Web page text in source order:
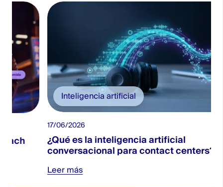
Inteligencia artificial
17/06/2026
¿Qué es la inteligencia artificial
conversacional para contact centers?
Leer más